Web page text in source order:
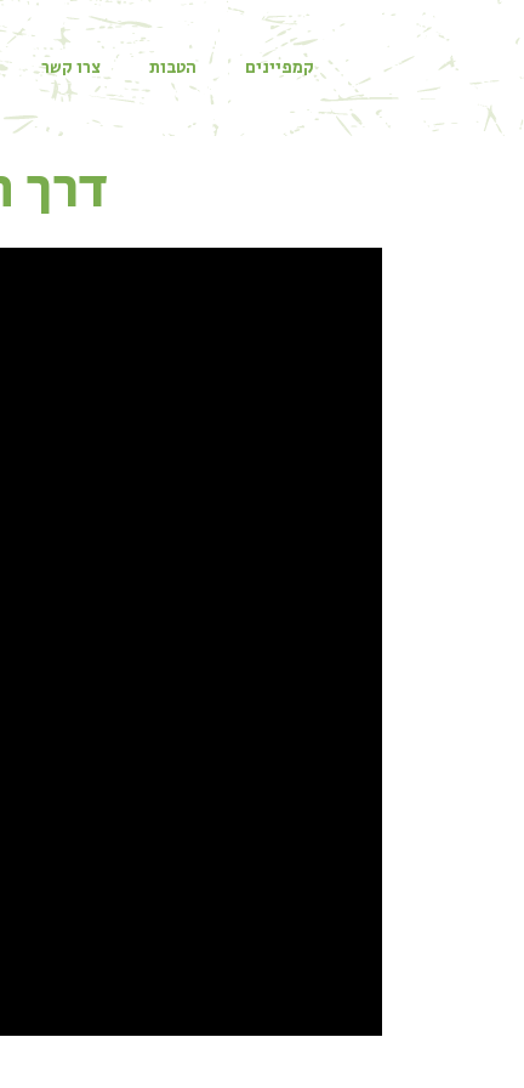
קמפיינים הטבות צרו קשר
דרך